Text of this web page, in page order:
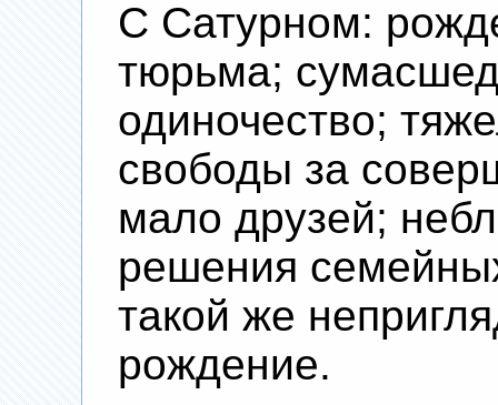
С Сатурном:
тюрьма;
одиночество;
свободы за
мало друзей;
решения
такой же
рождение.